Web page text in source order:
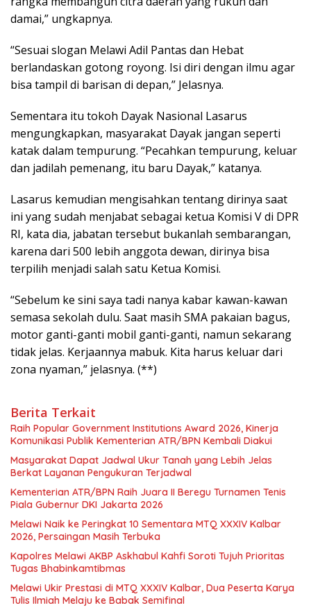
damai,” ungkapnya.
“Sesuai slogan Melawi Adil Pantas dan Hebat
berlandaskan gotong royong. Isi diri dengan ilmu agar
bisa tampil di barisan di depan,” Jelasnya.
Sementara itu tokoh Dayak Nasional Lasarus
mengungkapkan, masyarakat Dayak jangan seperti
katak dalam tempurung. “Pecahkan tempurung, keluar
dan jadilah pemenang, itu baru Dayak,” katanya.
Lasarus kemudian mengisahkan tentang dirinya saat
ini yang sudah menjabat sebagai ketua Komisi V di DPR
RI, kata dia, jabatan tersebut bukanlah sembarangan,
karena dari 500 lebih anggota dewan, dirinya bisa
terpilih menjadi salah satu Ketua Komisi.
“Sebelum ke sini saya tadi nanya kabar kawan-kawan
semasa sekolah dulu. Saat masih SMA pakaian bagus,
motor ganti-ganti mobil ganti-ganti, namun sekarang
tidak jelas. Kerjaannya mabuk. Kita harus keluar dari
zona nyaman,” jelasnya. (**)
Berita Terkait
Raih Popular Government Institutions Award 2026, Kinerja
Komunikasi Publik Kementerian ATR/BPN Kembali Diakui
Masyarakat Dapat Jadwal Ukur Tanah yang Lebih Jelas
Berkat Layanan Pengukuran Terjadwal
Kementerian ATR/BPN Raih Juara II Beregu Turnamen Tenis
Piala Gubernur DKI Jakarta 2026
Melawi Naik ke Peringkat 10 Sementara MTQ XXXIV Kalbar
2026, Persaingan Masih Terbuka
Kapolres Melawi AKBP Askhabul Kahfi Soroti Tujuh Prioritas
Tugas Bhabinkamtibmas
Melawi Ukir Prestasi di MTQ XXXIV Kalbar, Dua Peserta Karya
Tulis Ilmiah Melaju ke Babak Semifinal